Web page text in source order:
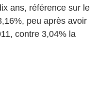
ans, référence sur le
peu après avoir
contre 3,04% la